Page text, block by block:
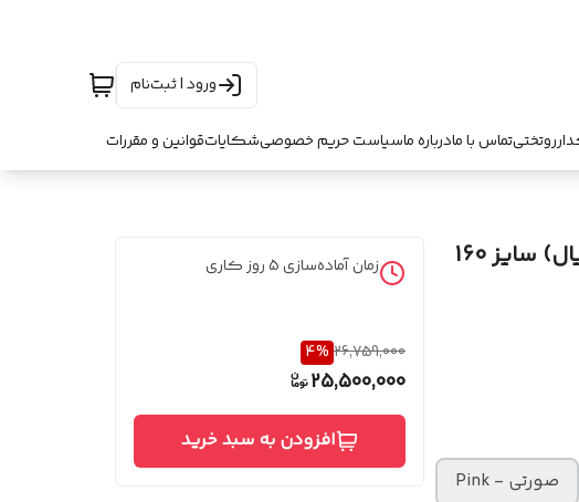
ورود | ثبت‌نام
روتختیتماس با مادرباره ماسیاست حریم خصوصیشکایاتقوانین و مقررات
تختخواب باکس هتلی ثابت ایرانیکا (اسپیشیال) سایز 160
صورتی - Pink
زمان آماده‌سازی5روز کاری
26,759,000
4%
25,500,000
افزودن به سبد خرید